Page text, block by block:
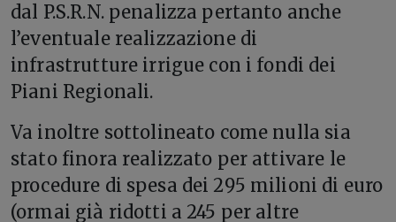
dal P.S.R.N. penalizza pertanto anche
l’eventuale realizzazione di
infrastrutture irrigue con i fondi dei
Piani Regionali.
Va inoltre sottolineato come nulla sia
stato finora realizzato per attivare le
procedure di spesa dei 295 milioni di euro
(ormai già ridotti a 245 per altre